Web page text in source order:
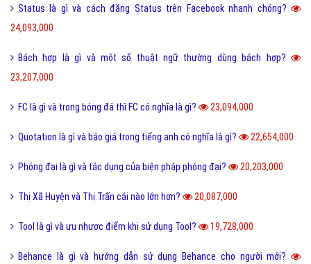
Status là gì và cách đăng Status trên Facebook nhanh chóng?
24,093,000
Bách hợp là gì và một số thuật ngữ thường dùng bách hợp?
23,207,000
FC là gì và trong bóng đá thì FC có nghĩa là gì? 23,094,000
Quotation là gì và báo giá trong tiếng anh có nghĩa là gì? 22,654,000
Phóng đại là gì và tác dụng của biện pháp phóng đại? 20,203,000
Thị Xã Huyện và Thị Trấn cái nào lớn hơn? 20,087,000
Tool là gì và ưu nhược điểm khi sử dụng Tool? 19,728,000
Behance là gì và hướng dẫn sử dụng Behance cho người mới?